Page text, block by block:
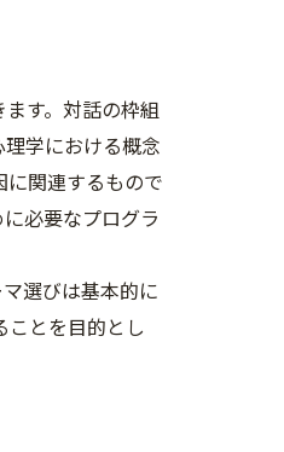
す。対話の枠組
学における概念
関連するもので
必要なプログラ
選びは基本的に
ことを目的とし